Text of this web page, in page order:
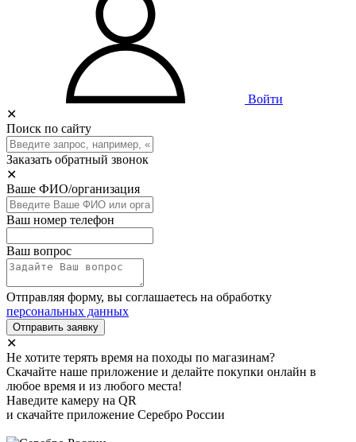
Войти
✕
Поиск по сайту
Заказать обратный звонок
✕
Ваше ФИО/организация
Ваш номер телефон
Ваш вопрос
Отправляя форму, вы соглашаетесь на обработку
персональных данных
Отправить заявку
✕
Не хотите терять время на походы по магазинам?
Скачайте наше приложение и делайте покупки онлайн в
любое время и из любого места!
Наведите камеру на QR
и скачайте приложение Серебро России